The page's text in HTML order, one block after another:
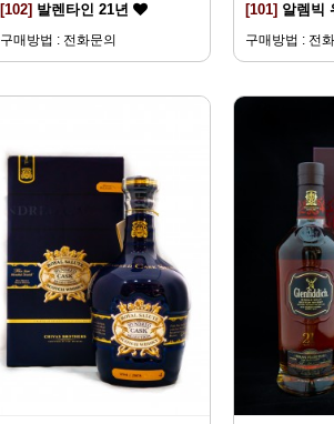
[102] 발렌타인 21년
구매방법 : 전화문의
[101] 알렘빅
구매방법 : 전